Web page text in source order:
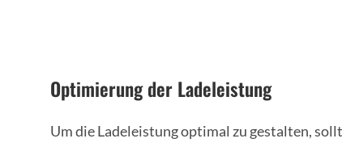
Optimierung der Ladeleistung
Um die Ladeleistung optimal zu gestalten,